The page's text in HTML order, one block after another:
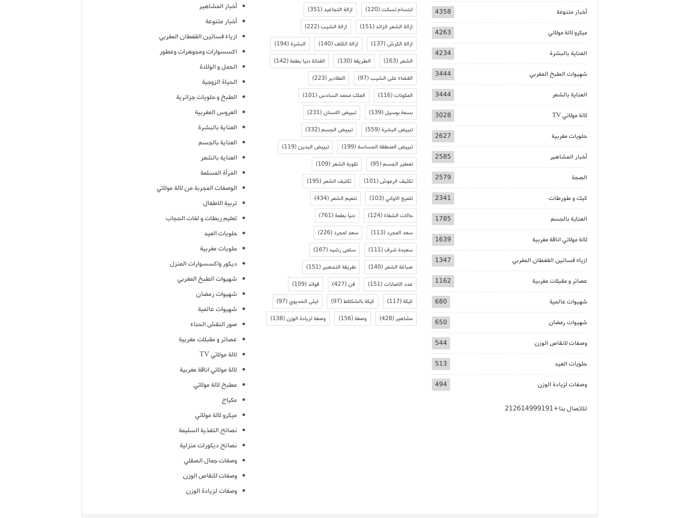
أخبار متنوعة 4358
ميكرو لالة مولاتي 4263
العناية بالبشرة 4234
شهيوات الطبخ المغربي 3444
العناية بالشعر 3444
لالة مولاتي TV 3028
حلويات مغربية 2627
أخبار المشاهير 2585
الصحة 2579
كيك و طورطات 2341
العناية بالجسم 1785
لالة مولاتي اناقة مغربية 1639
ازياء فساتين القفطان المغربي 1347
عصائر و مقبلات مغربية 1162
شهيوات عالمية 680
شهيوات رمضان 650
وصفات لانقاص الوزن 544
حلويات العيد 513
وصفات لزيادة الوزن 494
للاتصال بنا+212614999191
ابتسام تسكت(120) ازالة التجاعيد(351)
ازالة الشعر الزائد(151) ازالة الشيب(222)
ازالة الكرش(137) ازالة الكلف(140) البشرة(194)
الشعر(163) الطريقة(130) الفنانة دنيا بطمة(142)
القضاء على الشيب(97) المقادير(223)
المكونات(116) الملك محمد السادس(101)
بسمة بوسيل(139) تبييض الاسنان(231)
تبييض البشرة(559) تبييض الجسم(332)
تبييض المنطقة الحساسة(199) تبييض اليدين(119)
تعطير الجسم(95) تقوية الشعر(109)
تكثيف الرموش(101) تكثيف الشعر(195)
تلميع الاواني(103) تنعيم الشعر(434)
حالات الشفاء(124) دنيا بطمة(761)
سعد المجرد(113) سعد لمجرد(226)
سعيدة شرف(111) سلمى رشيد(167)
صباغة الشعر(140) طريقة التحضير(151)
عدد الاصابات(151) فن(427) فوائد(109)
كيكة(117) كيكة بالشكلاط(97) ليلى الحديوي(97)
مشاهير(428) وصفة(156) وصفة لزيادة الوزن(138)
أخبار المشاهير
أخبار متنوعة
ازياء فساتين القفطان المغربي
اكسسوارات ومجوهرات وعطور
الحمل و الولادة
الحياة الزوجية
الطبخ و حلويات جزائرية
العروس المغربية
العناية بالبشرة
العناية بالجسم
العناية بالشعر
المرأة المسلمة
الوصفات المجربة من لالة مولاتي
تربية الاطفال
تعليم ربطات و لفات الحجاب
حلويات العيد
حلويات مغربية
ديكور واكسسوارات المنزل
شهيوات الطبخ المغربي
شهيوات رمضان
شهيوات عالمية
صور النقش الحناء
عصائر و مقبلات مغربية
لالة مولاتي TV
لالة مولاتي اناقة مغربية
مطبخ لالة مولاتي
مكياج
ميكرو لالة مولاتي
نصائح التغذية السليمة
نصائح ديكورات منزلية
وصفات جمال الصقلي
وصفات لانقاص الوزن
وصفات لزيادة الوزن